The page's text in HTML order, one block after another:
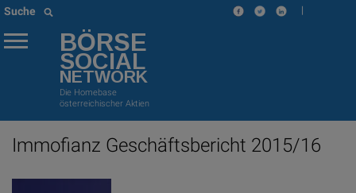
Suche |
BÖRSE
SOCIAL
NETWORK
Die Homebase
österreichischer Aktien
Immofianz Geschäftsbericht 2015/16